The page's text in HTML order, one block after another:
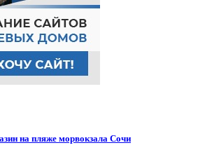
на пляже морвокзала Сочи